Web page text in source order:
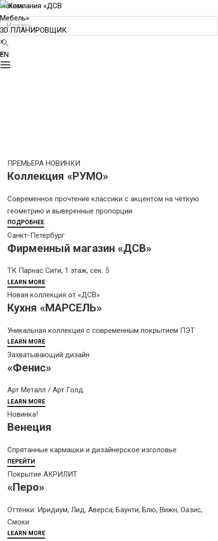
Искать
×
×
3D ПЛАНИРОВЩИК
EN
ПРЕМЬЕРА НОВИНКИ
Коллекция «РУМО»
Современное прочтение классики с акцентом на чёткую
геометрию и выверенные пропорции
ПОДРОБНЕЕ
Санкт-Петербург
Фирменный магазин «ДСВ»
ТК Парнас Сити, 1 этаж, сек. 5
LEARN MORE
Новая коллекция от «ДСВ»
Кухня «МАРСЕЛЬ»
Уникальная коллекция с современным покрытием ПЭТ
LEARN MORE
Захватывающий дизайн
«Фенис»
Арт Металл / Арт Голд
LEARN MORE
Новинка!
Венеция
Спрятанные кармашки и дизайнерское изголовье
ПЕРЕЙТИ
Покрытие АКРИЛИТ
«Перо»
Оттенки: Иридиум, Лид, Аверса, Баунти, Блю, Вижн, Оазис,
Смоки
LEARN MORE